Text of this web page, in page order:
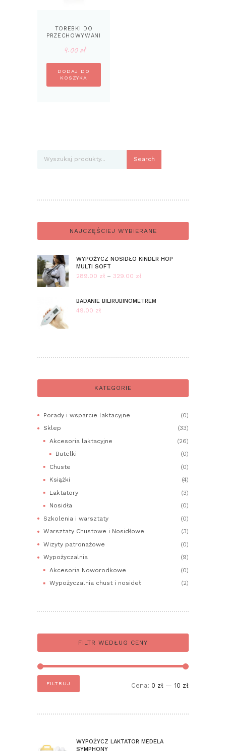
TOREBKI DO
PRZECHOWYWANI
POKARMU
4.00zł
DODAJ DO
KOSZYKA
Search
NAJCZĘŚCIEJ WYBIERANE
WYPOŻYCZ NOSIDŁO KINDER HOP
MULTI SOFT
289.00 zł – 329.00 złZakres
od
BADANIE BILIRUBINOMETREM
49.00 zł
KATEGORIE
Porady i wsparcie laktacyjne
(0)
Sklep
(33)
Akcesoria laktacyjne
(26)
Butelki
(0)
Chuste
(0)
Książki
(4)
Laktatory
(3)
Nosidła
(0)
Szkolenia i warsztaty
(0)
Warsztaty Chustowe i Nosidłowe
(3)
Wizyty patronażowe
(0)
Wypożyczalnia
(9)
Akcesoria Noworodkowe
(0)
Wypożyczalnia chust i nosideł
(2)
FILTR WEDŁUG CENY
FILTRUJ Cena: 0 zł — 10 zł
WYPOŻYCZ LAKTATOR MEDELA
SYMPHONY